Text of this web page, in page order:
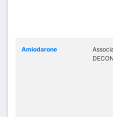
Amiodarone